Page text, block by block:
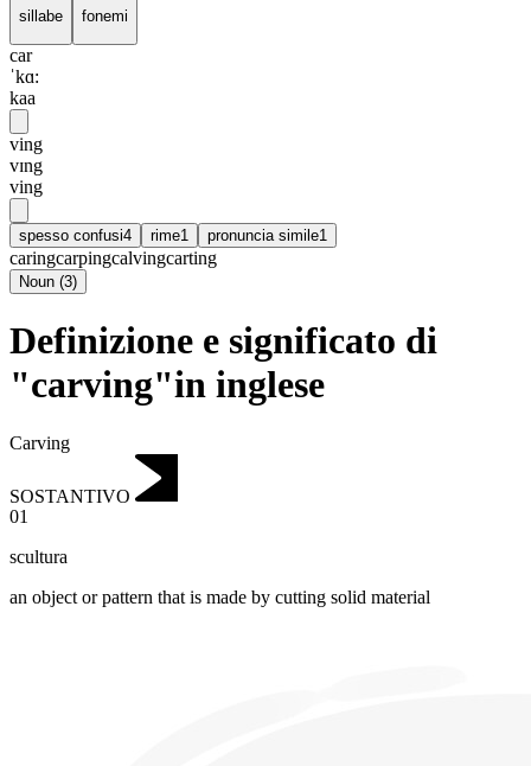
sillabe fonemi
car
ˈkɑ:
kaa
ving
vɪng
ving
spesso confusi4 rime1 pronuncia simile1
caringcarpingcalvingcarting
Noun (3)
Definizione e significato di
"carving"in inglese
Carving
SOSTANTIVO
01
scultura
an object or pattern that is made by cutting solid material